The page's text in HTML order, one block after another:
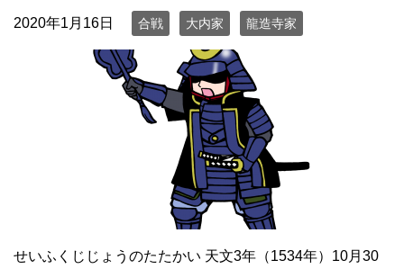
2020年1月16日 合戦 大内家 龍造寺家
せいふくじじょうのたたかい 天文3年（1534年）10月30